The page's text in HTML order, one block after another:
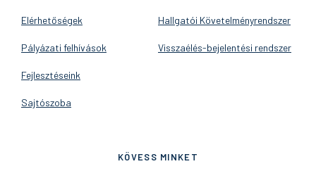
Elérhetőségek
Pályázati felhívások
Fejlesztéseink
Sajtószoba
Hallgatói Követelményrendszer
Visszaélés-bejelentési rendszer
KÖVESS MINKET